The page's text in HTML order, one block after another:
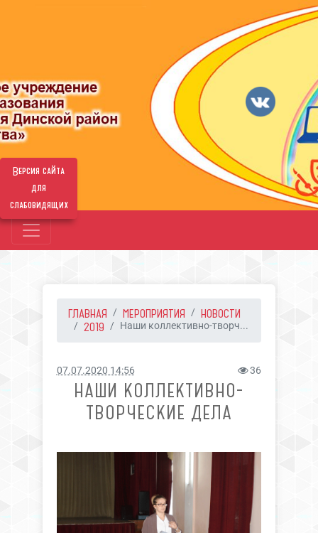
Версия сайта
для
слабовидящих
ГЛАВНАЯ МЕРОПРИЯТИЯ
НОВОСТИ
2019
Наши коллективно-творч...
07.07.2020 14:56 36
НАШИ КОЛЛЕКТИВНО-
ТВОРЧЕСКИЕ ДЕЛА